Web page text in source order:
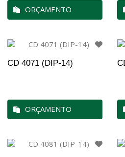
ORÇAMENTO
CD 4071 (DIP-14)
ORÇAMENTO